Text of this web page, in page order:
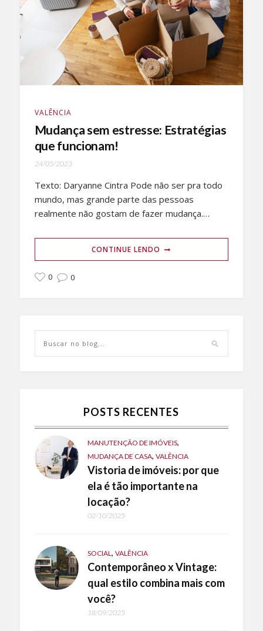
VALÊNCIA
Mudança sem estresse: Estratégias
que funcionam!
24/05/2023
Texto: Daryanne Cintra Pode não ser pra todo
mundo, mas grande parte das pessoas
realmente não gostam de fazer mudança.…
CONTINUE LENDO
0 0
POSTS RECENTES
MANUTENÇÃO DE IMÓVEIS,
MUDANÇA DE CASA, VALÊNCIA
Vistoria de imóveis: por que
ela é tão importante na
locação?
02/10/2025
SOCIAL, VALÊNCIA
Contemporâneo x Vintage:
qual estilo combina mais com
você?
18/09/2025